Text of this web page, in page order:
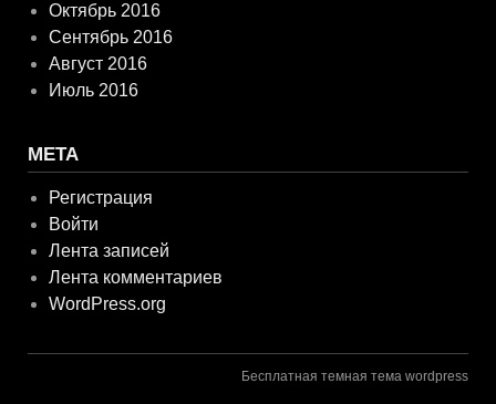
Октябрь 2016
Сентябрь 2016
Август 2016
Июль 2016
МЕТА
Регистрация
Войти
Лента записей
Лента комментариев
WordPress.org
Бесплатная темная тема wordpress